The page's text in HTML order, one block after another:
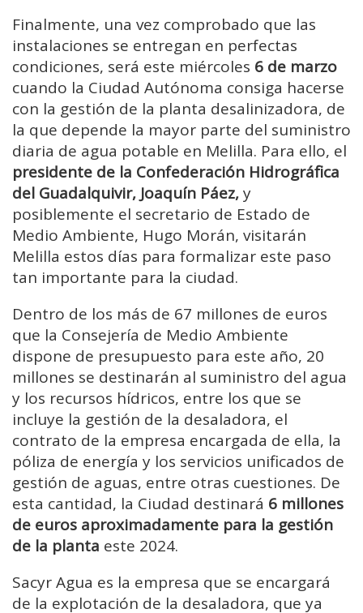
Finalmente, una vez comprobado que las
instalaciones se entregan en perfectas
condiciones, será este miércoles 6 de marzo
cuando la Ciudad Autónoma consiga hacerse
con la gestión de la planta desalinizadora, de
la que depende la mayor parte del suministro
diaria de agua potable en Melilla. Para ello, el
presidente de la Confederación Hidrográfica
del Guadalquivir, Joaquín Páez,y
posiblemente el secretario de Estado de
Medio Ambiente, Hugo Morán, visitarán
Melilla estos días para formalizar este paso
tan importante para la ciudad.
Dentro de los más de 67 millones de euros
que la Consejería de Medio Ambiente
dispone de presupuesto para este año, 20
millones se destinarán al suministro del agua
y los recursos hídricos, entre los que se
incluye la gestión de la desaladora, el
contrato de la empresa encargada de ella, la
póliza de energía y los servicios unificados de
gestión de aguas, entre otras cuestiones. De
esta cantidad, la Ciudad destinará 6 millones
de euros aproximadamente para la gestión
de la planta este 2024.
Sacyr Agua es la empresa que se encargará
de la explotación de la desaladora, que ya